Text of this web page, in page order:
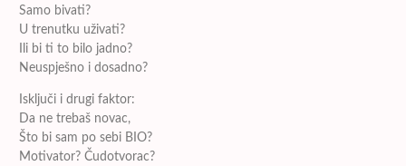
Samo bivati?
U trenutku uživati?
Ili bi ti to bilo jadno?
Neuspješno i dosadno?
Isključi i drugi faktor:
Da ne trebaš novac,
Što bi sam po sebi BIO?
Motivator? Čudotvorac?